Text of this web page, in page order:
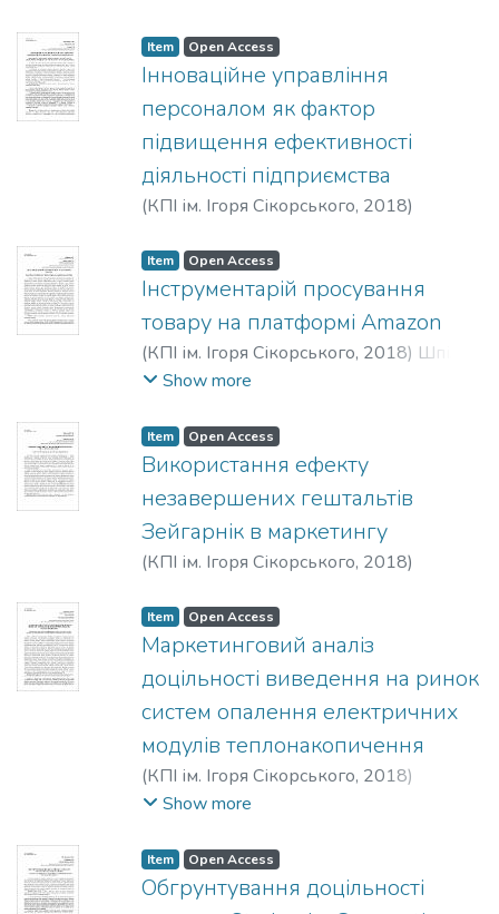
Item Open Access
Інноваційне управління
персоналом як фактор
підвищення ефективності
діяльності підприємства
(КПІ ім. Ігоря Сікорського, 2018)
Item Open Access
Інструментарій просування
товару на платформі Amazon
(КПІ ім. Ігоря Сікорського, 2018) Шпіляк,
А. С.;Гнітецький, Є. В.
Show more
Item Open Access
Використання ефекту
незавершених гештальтів
Зейгарнік в маркетингу
(КПІ ім. Ігоря Сікорського, 2018)
Item Open Access
Маркетинговий аналіз
доцільності виведення на ринок
систем опалення електричних
модулів теплонакопичення
(КПІ ім. Ігоря Сікорського, 2018)
Костянчук, К. В.
Show more
Item Open Access
Обгрунтування доцільності